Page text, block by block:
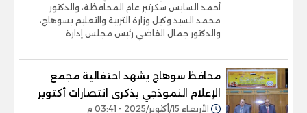
أحمد السايس سكرتير عام المحافظة، والدكتور
محمد السيد وكيل وزارة التربية والتعليم بسوهاج،
والدكتور جمال القاضي رئيس مجلس إدارة
محافظ سوهاج يشهد احتفالية مجمع
الإعلام النموذجي بذكرى انتصارات أكتوبر
الأربعاء 15/أكتوبر/2025 - 03:41 م